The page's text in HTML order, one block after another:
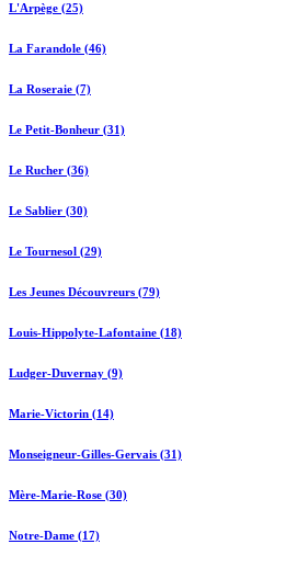
L'Arpège (25)
La Farandole (46)
La Roseraie (7)
Le Petit-Bonheur (31)
Le Rucher (36)
Le Sablier (30)
Le Tournesol (29)
Les Jeunes Découvreurs (79)
Louis-Hippolyte-Lafontaine (18)
Ludger-Duvernay (9)
Marie-Victorin (14)
Monseigneur-Gilles-Gervais (31)
Mère-Marie-Rose (30)
Notre-Dame (17)